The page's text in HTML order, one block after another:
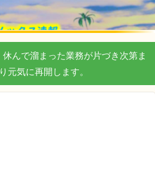
休んで溜まった業務が片づき次第ま
元気に再開します。